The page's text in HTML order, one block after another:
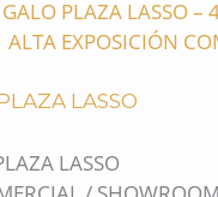
LASSO
LASSO